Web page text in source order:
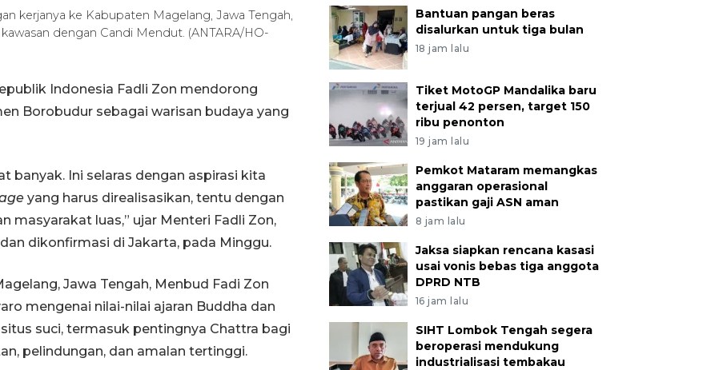
kerjanya ke Kabupaten Magelang, Jawa Tengah,
dengan Candi Mendut. (ANTARA/HO-
Indonesia Fadli Zon mendorong
Borobudur sebagai warisan budaya yang
banyak. Ini selaras dengan aspirasi kita
yang harus direalisasikan, tentu dengan
masyarakat luas,” ujar Menteri Fadli Zon,
dikonfirmasi di Jakarta, pada Minggu.
Jawa Tengah, Menbud Fadi Zon
mengenai nilai-nilai ajaran Buddha dan
suci, termasuk pentingnya Chattra bagi
pelindungan, dan amalan tertinggi.
Bantuan pangan beras
disalurkan untuk tiga bulan
18 jam lalu
Tiket MotoGP Mandalika baru
terjual 42 persen, target 150
ribu penonton
19 jam lalu
Pemkot Mataram memangkas
anggaran operasional
pastikan gaji ASN aman
8 jam lalu
Jaksa siapkan rencana kasasi
usai vonis bebas tiga anggota
DPRD NTB
16 jam lalu
SIHT Lombok Tengah segera
beroperasi mendukung
industrialisasi tembakau